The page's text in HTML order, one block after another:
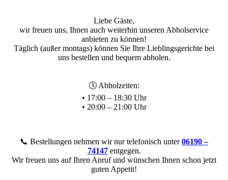
Liebe Gäste,
wir freuen uns, Ihnen auch weiterhin unseren Abholservice
anbieten zu können!
Täglich (außer montags) können Sie Ihre Lieblingsgerichte bei
uns bestellen und bequem abholen.
🕔 Abholzeiten:
• 17:00 – 18:30 Uhr
• 20:00 – 21:00 Uhr
📞 Bestellungen nehmen wir nur telefonisch unter06190 –
74147entgegen.
Wir freuen uns auf Ihren Anruf und wünschen Ihnen schon jetzt
guten Appetit!